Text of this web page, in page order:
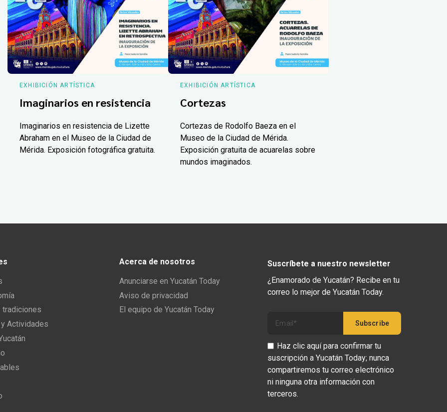
EXHIBICIÓN ARTÍSTICA
Imaginarios en resistencia
Imaginarios en resistencia de Lizette
Abraham en el Museo de la Ciudad de
Mérida. Exposición fotográfica gratuita.
EXHIBICIÓN ARTÍSTICA
Cortezas
Cortezas de Rodolfo Baeza en el
Museo de la Ciudad de Mérida.
Exposición gratuita de acuarelas sobre
mundos imaginados.
tradiciones
Actividades
Acerca de nosotros
Anunciarse en Yucatán Today
Aviso de privacidad
El equipo de Yucatán Today
Suscríbete a nuestro newsletter
¿Enamorado de Yucatán? Recibe en tu
correo lo mejor de Yucatán Today.
Haz clic aquí para confirmar tu
suscripción a Yucatán Today; nunca
compartiremos tu correo electrónico
ni ninguna otra información con
terceros.